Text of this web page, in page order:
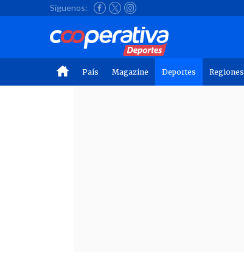
Síguenos:
País Magazine Deportes Regiones